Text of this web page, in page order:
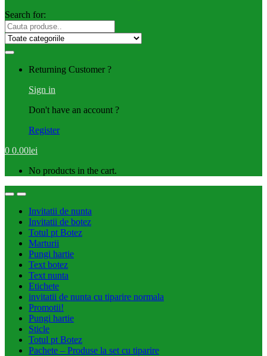
Search for:
Returning Customer ?
Sign in
Don't have an account ?
Register
0 0.00lei
No products in the cart.
Invitatii de nunta
Invitatii de botez
Totul pt Botez
Marturii
Pungi hartie
Text botez
Text nunta
Etichete
invitatii de nunta cu tiparire normala
Promotii!
Pungi hartie
Sticle
Totul pt Botez
Pachete – Produse la set cu tiparire